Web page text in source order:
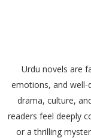
Urdu novels are
emotions, and well-
drama, culture,
readers feel deeply
or a thrilling